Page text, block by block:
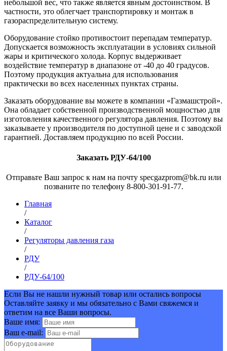
небольшой вес, что также является явным достоинством. В
частности, это облегчает транспортировку и монтаж в
газораспределительную систему.
Оборудование стойко противостоит перепадам температур.
Допускается возможность эксплуатации в условиях сильной
жары и критического холода. Корпус выдерживает
воздействие температур в диапазоне от -40 до 40 градусов.
Поэтому продукция актуальна для использования
практически во всех населенных пунктах страны.
Заказать оборудование вы можете в компании «Газмашстрой».
Она обладает собственной производственной мощностью для
изготовления качественного регулятора давления. Поэтому вы
заказываете у производителя по доступной цене и с заводской
гарантией. Доставляем продукцию по всей России.
Заказать РДУ-64/100
Отправьте Ваш запрос к нам на почту specgazprom@bk.ru или
позваните по телефону 8-800-301-91-77.
Главная
/
Каталог
/
Регуляторы давления газа
/
РДУ
/
РДУ-64/100
Если Вы не нашли нужный товар или остались вопросы
Оставляйте заявку и мы обязательно с Вами свяжемся и
ответим на все Ваши вопросы.
Ваше имя:
Ваш e-mail: